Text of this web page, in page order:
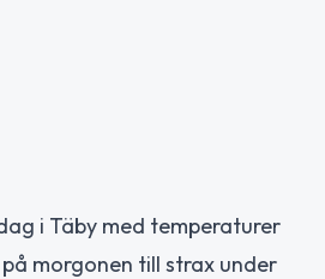
i Täby med temperaturer
morgonen till strax under